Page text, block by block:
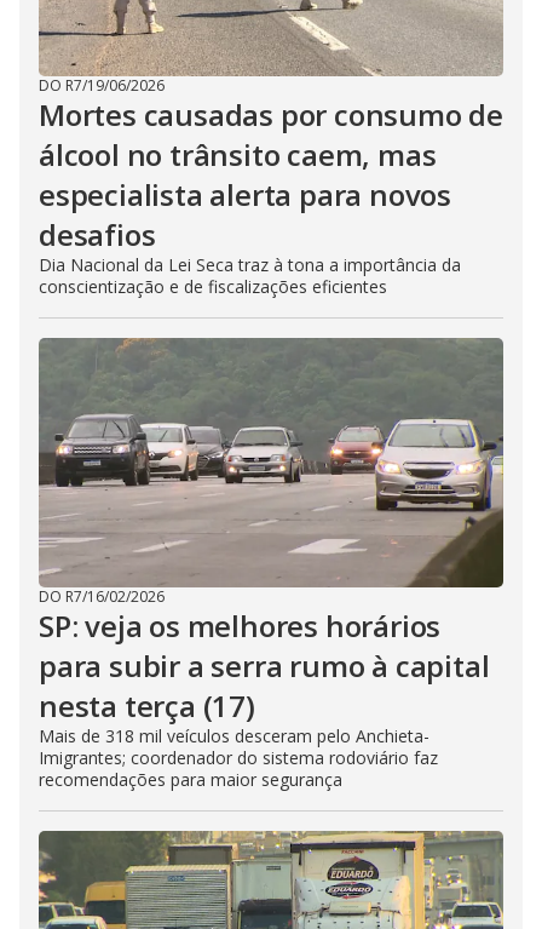
DO R7/19/06/2026
Mortes causadas por consumo de
álcool no trânsito caem, mas
especialista alerta para novos
desafios
Dia Nacional da Lei Seca traz à tona a importância da
conscientização e de fiscalizações eficientes
DO R7/16/02/2026
SP: veja os melhores horários
para subir a serra rumo à capital
nesta terça (17)
Mais de 318 mil veículos desceram pelo Anchieta-
Imigrantes; coordenador do sistema rodoviário faz
recomendações para maior segurança